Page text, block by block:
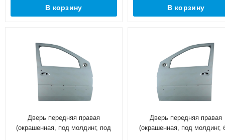
В корзину В корзину
Дверь передняя правая
(окрашенная, под молдинг, под
Дверь передняя правая
(окрашенная, под молдинг,